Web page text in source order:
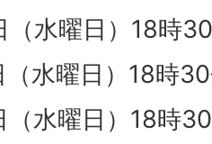
水曜日）18時
水曜日）18時
水曜日）18時